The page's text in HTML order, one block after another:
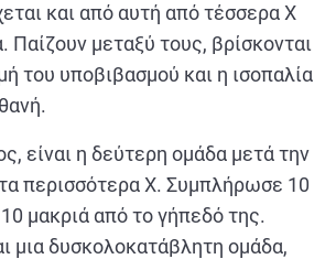
και από αυτή από τέσσερα Χ
Παίζουν μεταξύ τους, βρίσκονται
του υποβιβασμού και η ισοπαλία
είναι η δεύτερη ομάδα μετά την
περισσότερα Χ. Συμπλήρωσε 10
μακριά από το γήπεδό της.
μια δυσκολοκατάβλητη ομάδα,